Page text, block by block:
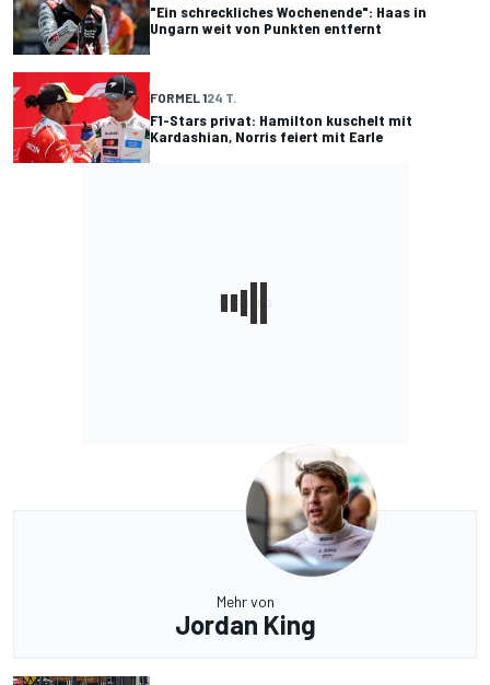
"Ein schreckliches Wochenende": Haas in
Ungarn weit von Punkten entfernt
FORMEL 124 T.
F1-Stars privat: Hamilton kuschelt mit
Kardashian, Norris feiert mit Earle
Mehr von
Jordan King